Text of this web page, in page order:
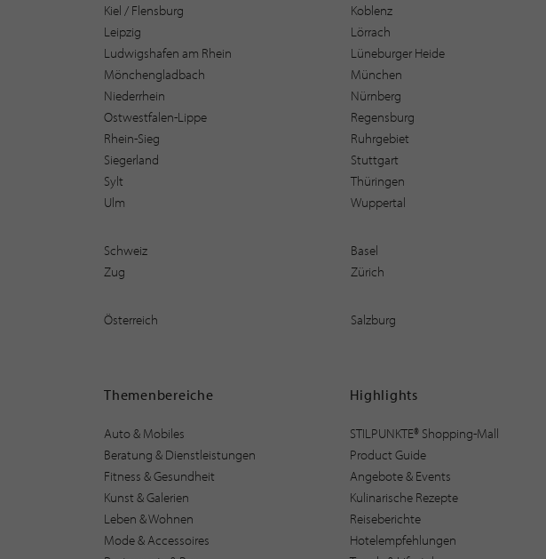
Kiel / Flensburg
Koblenz
Leipzig
Lörrach
Ludwigshafen am Rhein
Lüneburger Heide
Mönchengladbach
München
Niederrhein
Nürnberg
Ostwestfalen-Lippe
Regensburg
Rhein-Sieg
Ruhrgebiet
Siegerland
Stuttgart
Sylt
Thüringen
Ulm
Wuppertal
Schweiz Basel
Zug
Zürich
Österreich Salzburg
Themenbereiche
Auto & Mobiles
Beratung & Dienstleistungen
Fitness & Gesundheit
Kunst & Galerien
Leben & Wohnen
Mode & Accessoires
Highlights
STILPUNKTE® Shopping-Mall
Product Guide
Angebote & Events
Kulinarische Rezepte
Reiseberichte
Hotelempfehlungen